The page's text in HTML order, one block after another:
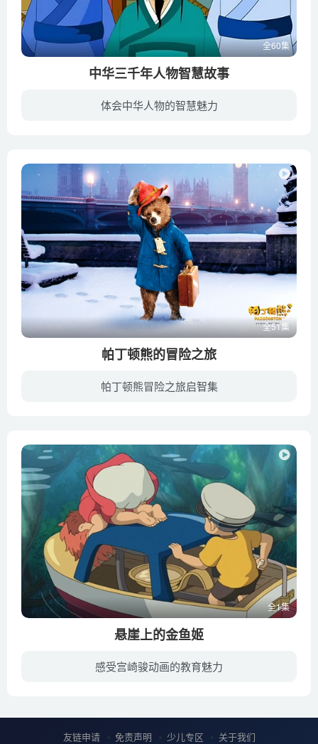
全60集
中华三千年人物智慧故事
体会中华人物的智慧魅力
全51集
帕丁顿熊的冒险之旅
帕丁顿熊冒险之旅启智集
全1集
悬崖上的金鱼姬
感受宫崎骏动画的教育魅力
友链申请 免责声明 少儿专区 关于我们